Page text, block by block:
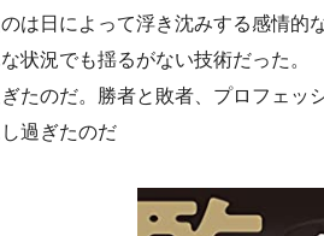
は日によって浮き沈みする感情的
状況でも揺るがない技術だった。
たのだ。勝者と敗者、プロフェッ
過ぎたのだ